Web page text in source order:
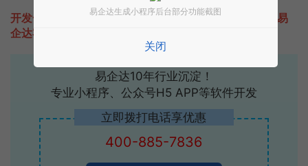
开发一款类似XwStore的小程序不难，只需要咨询本站易
企达客服即可为您定制开发，免费提供报价。
易企达10年行业沉淀！
专业小程序、公众号H5 APP等软件开发
立即拨打电话享优惠
400-885-7836
易企达生成小程序后台部分功能截图
关闭